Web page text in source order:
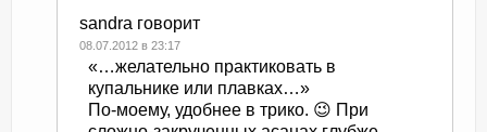
sandra говорит
08.07.2012 в 23:17
«…желательно практиковать в
купальнике или плавках…»
По-моему, удобнее в трико. 😉 При